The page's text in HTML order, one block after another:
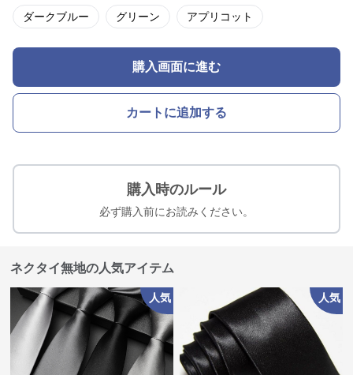
ダークブルー グリーン アプリコット
購入画面に進む
カートに追加する
購入時のルール
必ず購入前にお読みください。
ネクタイ無地の人気アイテム
人気 人気